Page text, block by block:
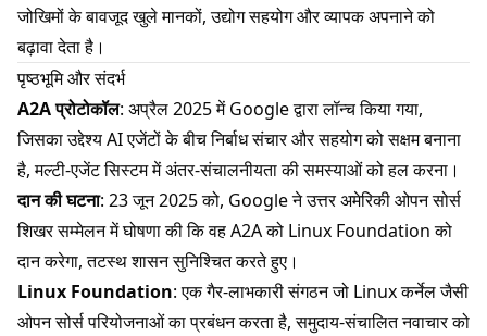
जोखिमों के बावजूद खुले मानकों, उद्योग सहयोग और व्यापक अपनाने को
बढ़ावा देता है।
पृष्ठभूमि और संदर्भ
A2A प्रोटोकॉल: अप्रैल 2025 में Google द्वारा लॉन्च किया गया,
जिसका उद्देश्य AI एजेंटों के बीच निर्बाध संचार और सहयोग को सक्षम बनाना
है, मल्टी-एजेंट सिस्टम में अंतर-संचालनीयता की समस्याओं को हल करना।
दान की घटना: 23 जून 2025 को, Google ने उत्तर अमेरिकी ओपन सोर्स
शिखर सम्मेलन में घोषणा की कि वह A2A को Linux Foundation को
दान करेगा, तटस्थ शासन सुनिश्चित करते हुए।
Linux Foundation: एक गैर-लाभकारी संगठन जो Linux कर्नेल जैसी
ओपन सोर्स परियोजनाओं का प्रबंधन करता है, समुदाय-संचालित नवाचार को